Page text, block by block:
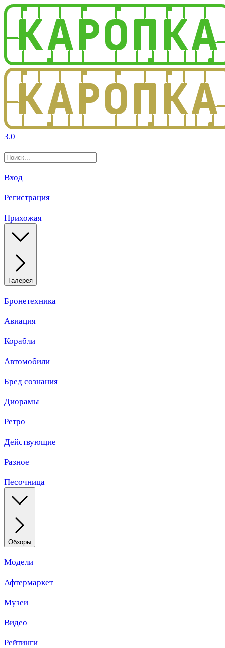
3.0
Вход
Регистрация
Прихожая
Галерея
Бронетехника
Авиация
Корабли
Автомобили
Бред сознания
Диорамы
Ретро
Действующие
Разное
Песочница
Обзоры
Модели
Афтермаркет
Музеи
Видео
Рейтинги